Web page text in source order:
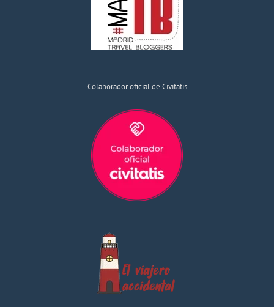
Colaborador oficial de Civitatis